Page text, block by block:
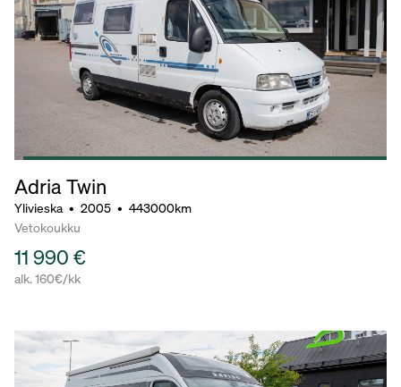
Adria Twin
Ylivieska • 2005 • 443000km
Vetokoukku
11 990 €
alk. 160€/kk